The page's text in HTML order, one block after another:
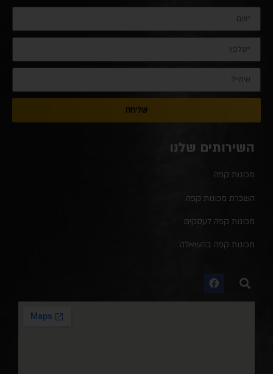
שליחה
השירותים שלנו
מכונות קפה
השכרת מכונות קפה
מכונות קפה לעסקים
מכונות קפה בהשאלה